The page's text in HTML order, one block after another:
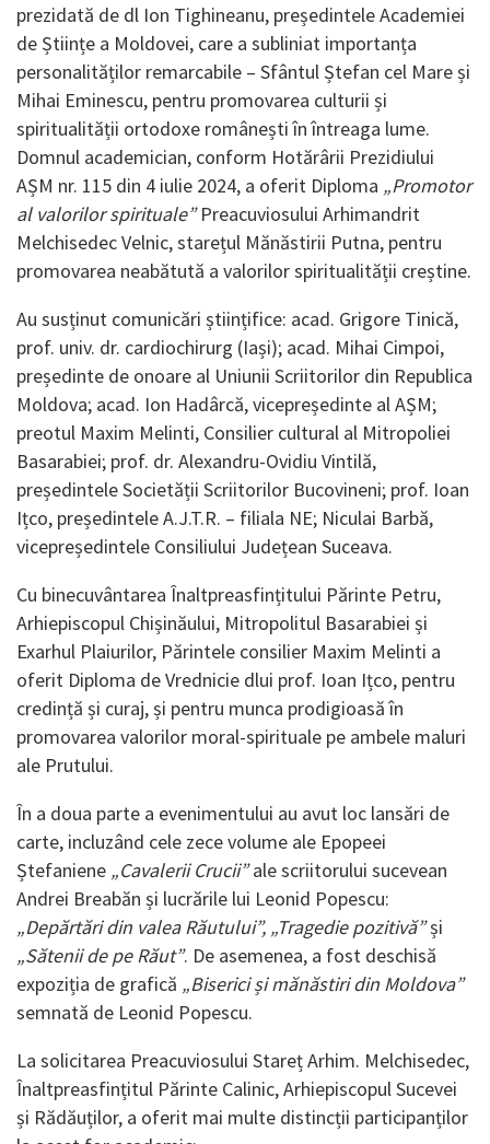
prezidată de dl Ion Tighineanu, președintele Academiei
de Științe a Moldovei, care a subliniat importanța
personalităților remarcabile – Sfântul Ștefan cel Mare și
Mihai Eminescu, pentru promovarea culturii și
spiritualității ortodoxe românești în întreaga lume.
Domnul academician, conform Hotărârii Prezidiului
AȘM nr. 115 din 4 iulie 2024, a oferit Diploma „Promotor
al valorilor spirituale”Preacuviosului Arhimandrit
Melchisedec Velnic, starețul Mănăstirii Putna, pentru
promovarea neabătută a valorilor spiritualității creștine.
Au susținut comunicări științifice: acad. Grigore Tinică,
prof. univ. dr. cardiochirurg (Iași); acad. Mihai Cimpoi,
președinte de onoare al Uniunii Scriitorilor din Republica
Moldova; acad. Ion Hadârcă, vicepreședinte al AȘM;
preotul Maxim Melinti, Consilier cultural al Mitropoliei
Basarabiei; prof. dr. Alexandru-Ovidiu Vintilă,
președintele Societății Scriitorilor Bucovineni; prof. Ioan
Ițco, președintele A.J.T.R. – filiala NE; Niculai Barbă,
vicepreședintele Consiliului Județean Suceava.
Cu binecuvântarea Înaltpreasfințitului Părinte Petru,
Arhiepiscopul Chișinăului, Mitropolitul Basarabiei și
Exarhul Plaiurilor, Părintele consilier Maxim Melinti a
oferit Diploma de Vrednicie dlui prof. Ioan Ițco, pentru
credință și curaj, și pentru munca prodigioasă în
promovarea valorilor moral-spirituale pe ambele maluri
ale Prutului.
În a doua parte a evenimentului au avut loc lansări de
carte, incluzând cele zece volume ale Epopeei
Ștefaniene „Cavalerii Crucii”ale scriitorului sucevean
Andrei Breabăn și lucrările lui Leonid Popescu:
„Depărtări din valea Răutului”, „Tragedie pozitivă”și
„Sătenii de pe Răut”. De asemenea, a fost deschisă
expoziția de grafică „Biserici și mănăstiri din Moldova”
semnată de Leonid Popescu.
La solicitarea Preacuviosului Stareț Arhim. Melchisedec,
Înaltpreasfințitul Părinte Calinic, Arhiepiscopul Sucevei
și Rădăuților, a oferit mai multe distincții participanților